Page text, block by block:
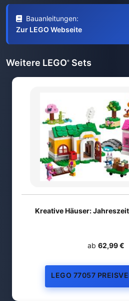
Bauanleitungen:
Zur LEGO Webseite
Weitere LEGO® Sets
Kreative Häuser:
ab 62,99 €
LEGO 77057